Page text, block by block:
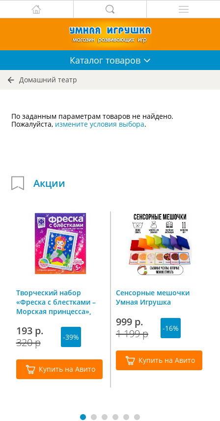
Каталог товаров
Домашний театр
По заданным параметрам товаров не найдено.
Пожалуйста, измените условия выбора.
Акции
Творческий набор
«Фреска с блестками –
Морская принцесса»,
193 р.
320 р
-39%
Купить на Авито
Сенсорные мешочки
Умная Игрушка
999 р.
1 199 р
-16%
Купить на Авито